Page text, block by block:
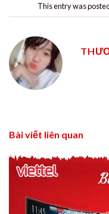
This entry was
Bài viết liên quan